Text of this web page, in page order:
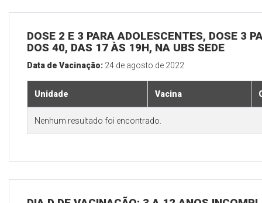
DOSE 2 E 3 PARA ADOLESCENTES, DOSE 3
DOS 40, DAS 17 ÀS 19H, NA UBS SEDE
Data de Vacinação: 24 de agosto de 2022
Unidade Vacina
Nenhum resultado foi encontrado.